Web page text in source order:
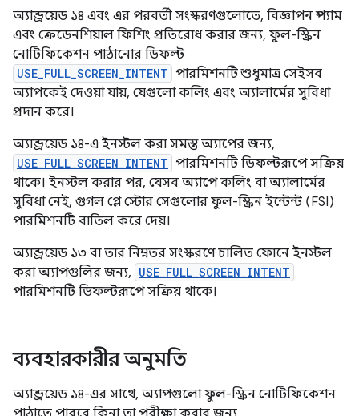
অ্যান্ড্রয়েড ১৪ এবং এর পরবর্তী সংস্করণগুলোতে, বিজ্ঞাপন স্প্যাম
এবং ক্রেডেনশিয়াল ফিশিং প্রতিরোধ করার জন্য, ফুল-স্ক্রিন
নোটিফিকেশন পাঠানোর ডিফল্ট
USE_FULL_SCREEN_INTENT পারমিশনটি শুধুমাত্র সেইসব
অ্যাপকেই দেওয়া যায়, যেগুলো কলিং এবং অ্যালার্মের সুবিধা
প্রদান করে।
অ্যান্ড্রয়েড ১৪-এ ইনস্টল করা সমস্ত অ্যাপের জন্য,
USE_FULL_SCREEN_INTENT পারমিশনটি ডিফল্টরূপে সক্রিয়
থাকে। ইনস্টল করার পর, যেসব অ্যাপে কলিং বা অ্যালার্মের
সুবিধা নেই, গুগল প্লে স্টোর সেগুলোর ফুল-স্ক্রিন ইন্টেন্ট (FSI)
পারমিশনটি বাতিল করে দেয়।
অ্যান্ড্রয়েড ১৩ বা তার নিম্নতর সংস্করণে চালিত ফোনে ইনস্টল
করা অ্যাপগুলির জন্য, USE_FULL_SCREEN_INTENT
পারমিশনটি ডিফল্টরূপে সক্রিয় থাকে।
ব্যবহারকারীর অনুমতি
অ্যান্ড্রয়েড ১৪-এর সাথে, অ্যাপগুলো ফুল-স্ক্রিন নোটিফিকেশন